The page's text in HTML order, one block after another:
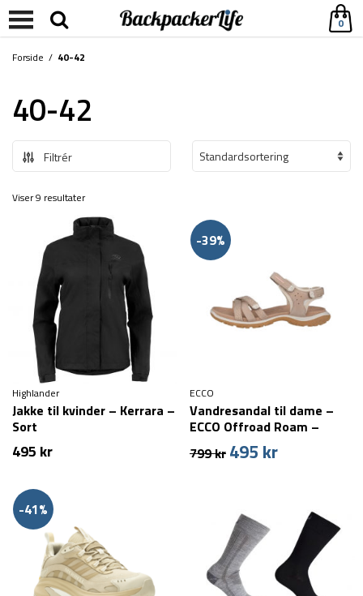
0
Forside / 40-42
40-42
Filtrér
Viser 9 resultater
Highlander
Jakke til kvinder – Kerrara –
Sort
495 kr
-39%
ECCO
Vandresandal til dame –
ECCO Offroad Roam –
799kr Den
799 kr.
495 krDen
495 kr.
-41%